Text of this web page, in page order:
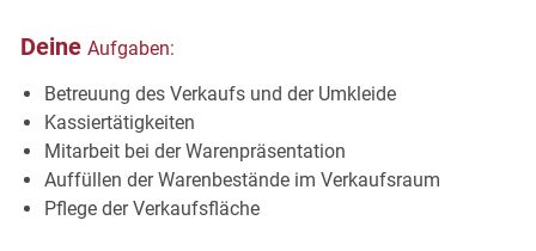
Deine Aufgaben:
Betreuung des Verkaufs und der Umkleide
Kassiertätigkeiten
Mitarbeit bei derWarenpräsentation
Auffüllen der Warenbestände im Verkaufsraum
Pflege derVerkaufsfläche